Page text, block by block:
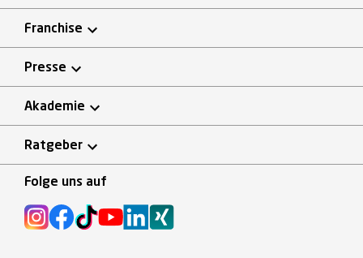
Franchise
Presse
Akademie
Ratgeber
Folge uns auf